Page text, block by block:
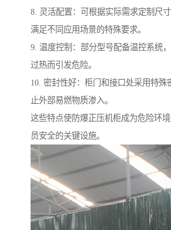
8. 灵活配置：可根据实际需求定制尺寸
满足不同应用场景的特殊要求。
9. 温度控制：部分型号配备温控系统
过热而引发危险。
10. 密封性好：柜门和接口处采用特殊
止外部易燃物质渗入。
这些特点使防爆正压机柜成为危险环
员安全的关键设施。